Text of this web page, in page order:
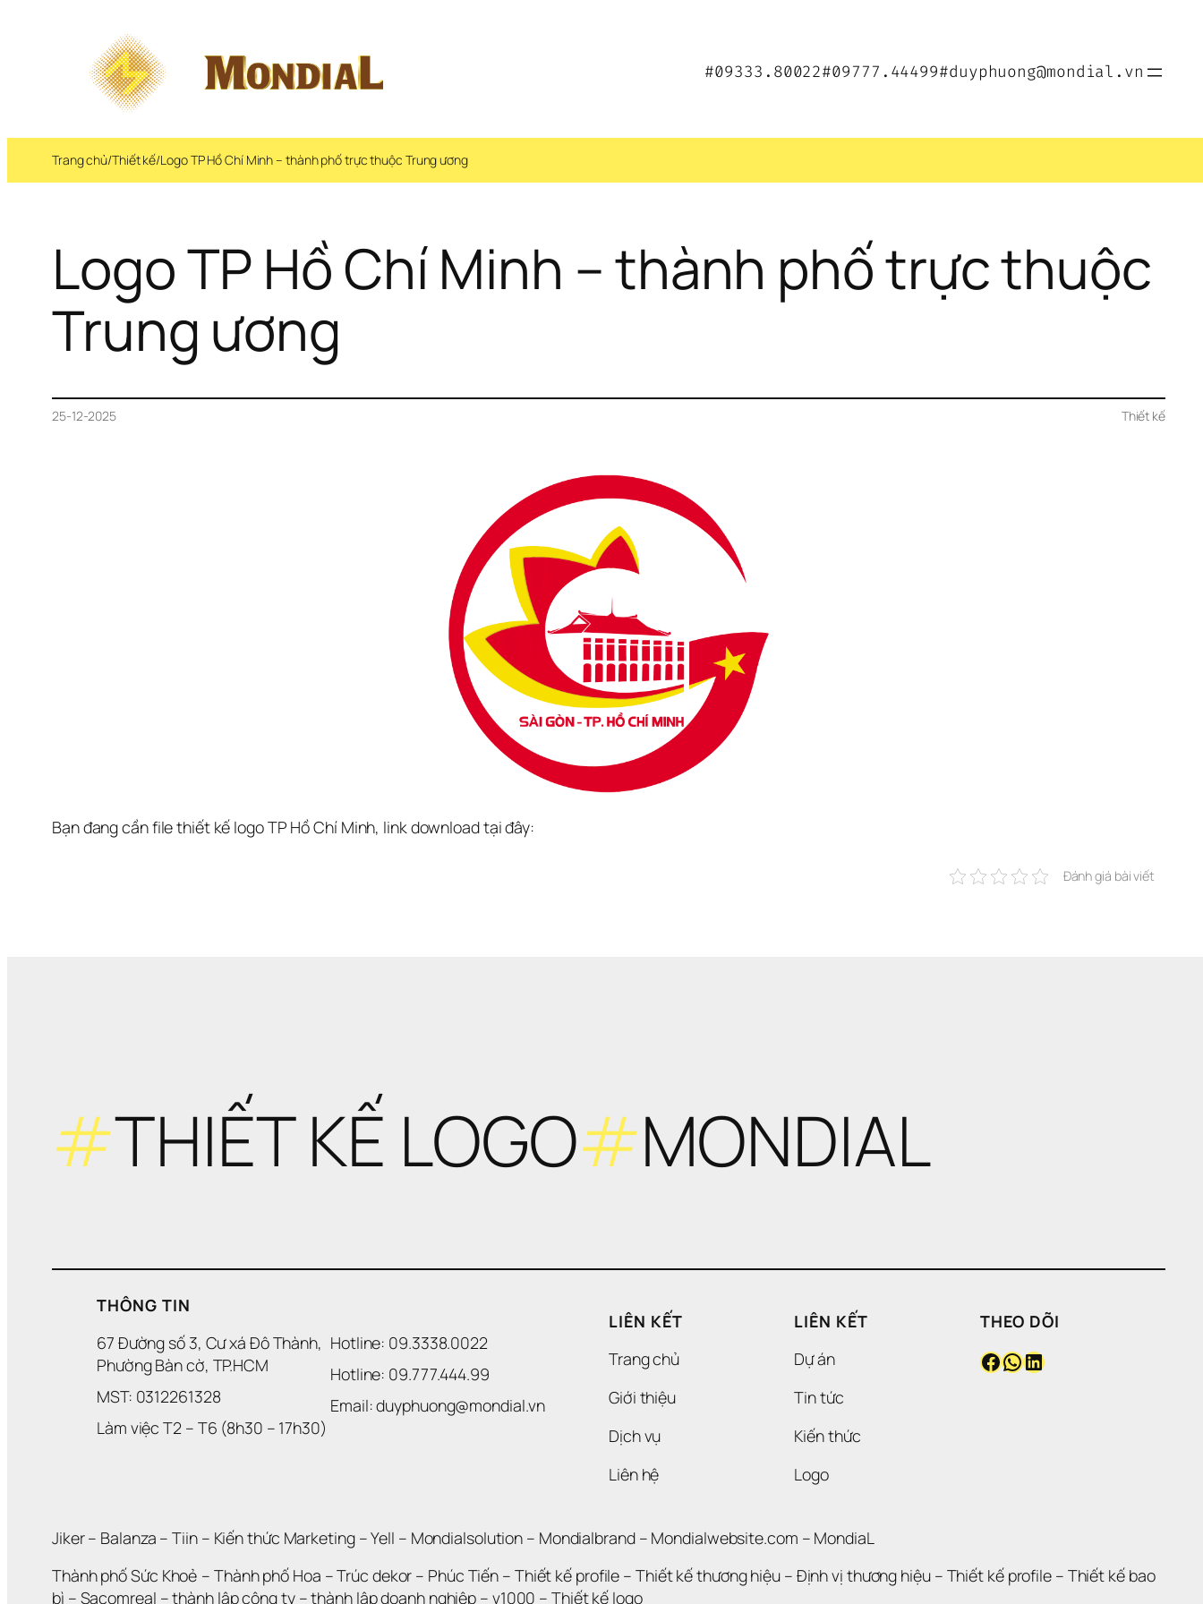
#09333.80022#09777.44499#duyphuong@mondial.vn
Trang chủ/Thiết kế/Logo TP Hồ Chí Minh – thành phố trực thuộc Trung ương
Logo TP Hồ Chí Minh – thành phố trực thuộc
Trung ương
25-12-2025 Thiết kế
Bạn đang cần file thiết kế logo TP Hồ Chí Minh, link download tại đây:
Đánh giá bài viết
#THIẾT KẾ LOGO#MONDIAL
THÔNG TIN
67 Đường số 3, Cư xá Đô Thành,
Phường Bàn cờ, TP.HCM
MST: 0312261328
Làm việc T2 – T6 (8h30 – 17h30)
Hotline: 09.3338.0022
Hotline: 09.777.444.99
Email: duyphuong@mondial.vn
LIÊN KẾT
Trang chủ
Giới thiệu
Dịch vụ
Liên hệ
LIÊN KẾT
Dự án
Tin tức
Kiến thức
Logo
THEO DÕI
Facebook WhatsApp LinkedIn
Jiker – Balanza – Tiin – Kiến thức Marketing – Yell – Mondialsolution – Mondialbrand – Mondialwebsite.com – MondiaL
Thành phố Sức Khoẻ – Thành phố Hoa – Trúc dekor – Phúc Tiến – Thiết kế profile – Thiết kế thương hiệu – Định vị thương hiệu – Thiết kế profile – Thiết kế bao
bì – Sacomreal – thành lập công ty – thành lập doanh nghiệp – v1000 – Thiết kế logo